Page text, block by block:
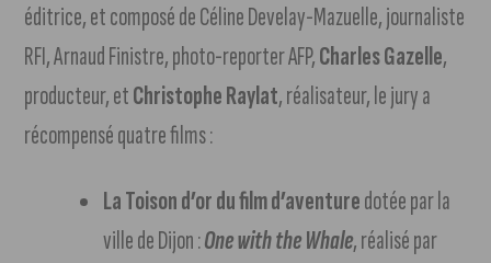
éditrice, et composé de Céline Develay-Mazuelle, journaliste
RFI, Arnaud Finistre, photo-reporter AFP,Charles Gazelle,
producteur, etChristophe Raylat, réalisateur,le jury a
récompensé quatre films :
La Toison d’or du film d’aventuredotée par la
ville de Dijon :One with the Whale, réalisé par